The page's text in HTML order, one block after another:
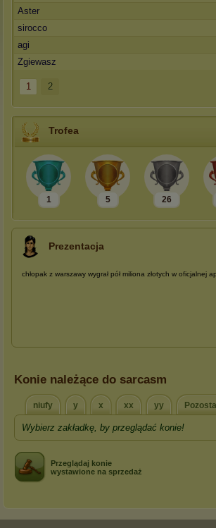
Aster
sirocco
agi
Zgiewasz
1 2
Trofea
1 5 26
Prezentacja
Konie należące do sarcasm
niufy y x xx yy
Wybierz zakładkę, by przeglądać konie!
Przeglądaj konie
wystawione na sprzedaż